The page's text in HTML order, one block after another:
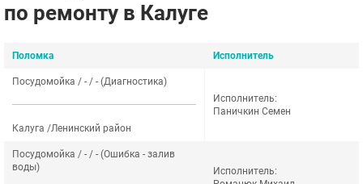
по ремонту в Калуге
Поломка Исполнитель
Посудомойка / - / - (Диагностика)
Калуга /Ленинский район
Исполнитель:
Паничкин Семен
Посудомойка / - / - (Ошибка - залив
воды)
Исполнитель: